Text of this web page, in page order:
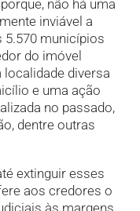
não há uma
inviável a
5.570 municípios
do imóvel
diversa
e uma ação
no passado,
dentre outras
extinguir esses
aos credores o